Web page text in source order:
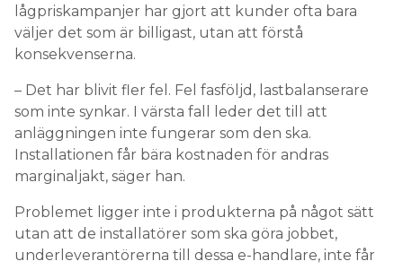
lågpriskampanjer har gjort att kunder ofta bara
väljer det som är billigast, utan att förstå
konsekvenserna.
– Det har blivit fler fel. Fel fasföljd, lastbalanserare
som inte synkar. I värsta fall leder det till att
anläggningen inte fungerar som den ska.
Installationen får bära kostnaden för andras
marginaljakt, säger han.
Problemet ligger inte i produkterna på något sätt
utan att de installatörer som ska göra jobbet,
underleverantörerna till dessa e-handlare, inte får